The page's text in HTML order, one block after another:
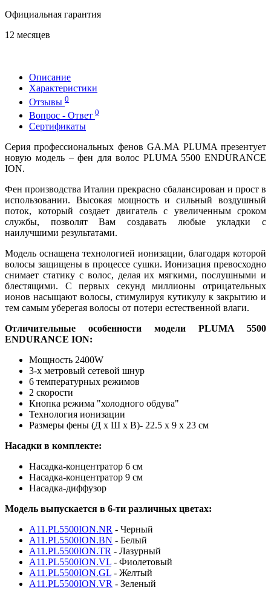
Официальная гарантия
12 месяцев
Описание
Характеристики
Отзывы 0
Вопрос - Ответ 0
Сертификаты
Серия профессиональных фенов GA.MA PLUMA презентует
новую модель – фен для волос PLUMA 5500 ENDURANCE
ION.
Фен производства Италии прекрасно сбалансирован и прост в
использовании. Высокая мощность и сильный воздушный
поток, который создает двигатель с увеличенным сроком
службы, позволят Вам создавать любые укладки с
наилучшими результатами.
Модель оснащена технологией ионизации, благодаря которой
волосы защищены в процессе сушки. Ионизация превосходно
снимает статику с волос, делая их мягкими, послушными и
блестящими. С первых секунд миллионы отрицательных
ионов насыщают волосы, стимулируя кутикулу к закрытию и
тем самым уберегая волосы от потери естественной влаги.
Отличительные особенности модели PLUMA 5500
ENDURANCE ION:
Мощность 2400W
3-х метровый сетевой шнур
6 температурных режимов
2 скорости
Кнопка режима "холодного обдува"
Технология ионизации
Размеры фены (Д х Ш х В)- 22.5 x 9 x 23 см
Насадки в комплекте:
Насадка-концентратор 6 см
Насадка-концентратор 9 см
Насадка-диффузор
Модель выпускается в 6-ти различных цветах:
A11.PL5500ION.NR - Черный
A11.PL5500ION.BN - Белый
A11.PL5500ION.TR - Лазурный
A11.PL5500ION.VL - Фиолетовый
A11.PL5500ION.GL - Желтый
A11.PL5500ION.VR - Зеленый